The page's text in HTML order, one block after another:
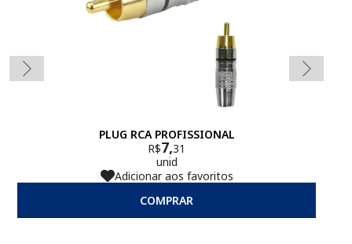
PLUG RCA PROFISSIONAL
R$7,31
unid
Adicionar aos favoritos
COMPRAR